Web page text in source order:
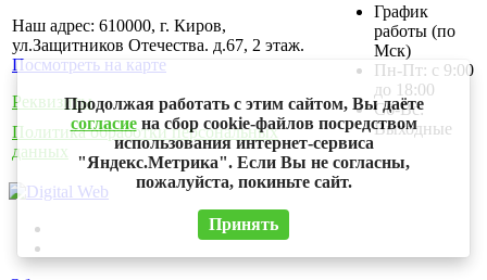
Наш адрес: 610000, г. Киров,
ул.Защитников Отечества. д.67, 2 этаж.
Посмотреть на карте
Реквизиты
Политика обработки персональных
данных
График
работы (по
Мск)
Пн-Пт: с 9:00
до 18:00
Сб-Вс:
Выходные
Продолжая работать с этим сайтом, Вы даёте
согласиена сбор cookie-файлов посредством
использования интернет-сервиса
"Яндекс.Метрика". Если Вы не согласны,
пожалуйста, покиньте сайт.
Принять